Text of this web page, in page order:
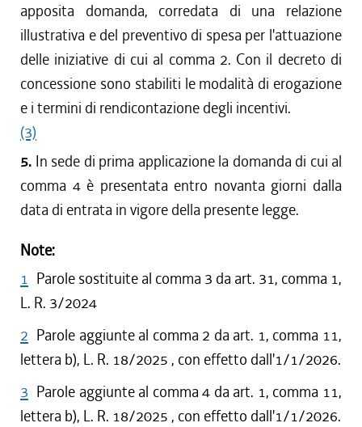
apposita domanda, corredata di una relazione
illustrativa e del preventivo di spesa per l'attuazione
delle iniziative di cui al comma 2. Con il decreto di
concessione sono stabiliti le modalità di erogazione
e i termini di rendicontazione degli incentivi.
(3)
5. In sede di prima applicazione la domanda di cui al
comma 4 è presentata entro novanta giorni dalla
data di entrata in vigore della presente legge.
Note:
1 Parole sostituite al comma 3 da art. 31, comma 1,
L. R. 3/2024
2 Parole aggiunte al comma 2 da art. 1, comma 11,
lettera b), L. R. 18/2025 , con effetto dall'1/1/2026.
3 Parole aggiunte al comma 4 da art. 1, comma 11,
lettera b), L. R. 18/2025 , con effetto dall'1/1/2026.